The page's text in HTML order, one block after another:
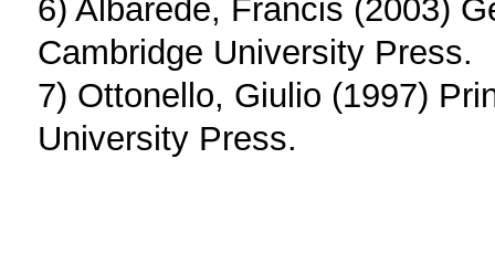
6) Albarede, Francis (2003)
Cambridge University Press.
7) Ottonello, Giulio (1997)
University Press.